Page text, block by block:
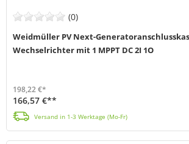
(0)
Weidmüller PV Next-
Wechselrichter mit 1 MPPT DC 2I 1O
198,22 €*
166,57 €**
Versand in 1-3 Werktage (Mo-Fr)